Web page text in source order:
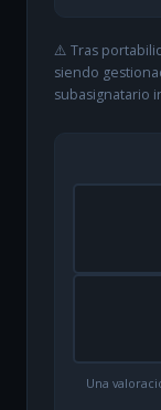
⚠️ Tras
siendo
subasignatario
Una